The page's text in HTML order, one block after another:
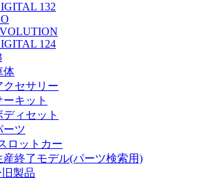
132
124
体
クセサリー
ーキット
ディセット
ーツ
ロットカー
産終了モデル(パーツ検索用)
製品